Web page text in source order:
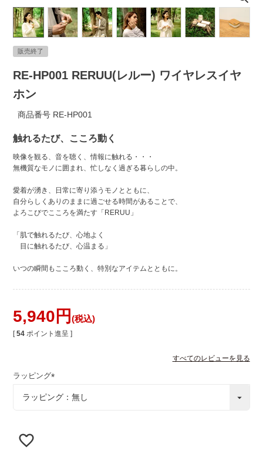
アウトレット
販売終了
RE-HP001 RERUU(レルー) ワイヤレスイヤ
ホン
商品番号 RE-HP001
触れるたび、こころ動く
映像を観る、音を聴く、情報に触れる・・・
無機質なモノに囲まれ、忙しなく過ぎる暮らしの中。
愛着が湧き、日常に寄り添うモノとともに、
自分らしくありのままに過ごせる時間があることで、
よろこびでこころを満たす「RERUU」
「肌で触れるたび、心地よく
目に触れるたび、心温まる」
いつの瞬間もこころ動く、特別なアイテムとともに。
5,940 税込
[ 54 ポイント進呈 ]
すべてのレビューを見る
ラッピング
必